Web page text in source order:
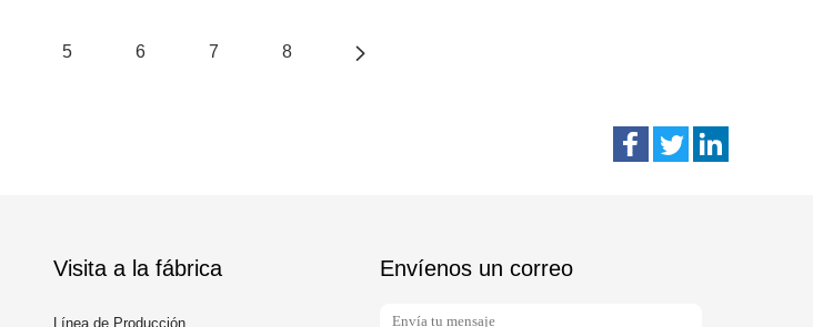
5 6 7 8
Visita a la fábrica
Línea de Producción
Envíenos un correo